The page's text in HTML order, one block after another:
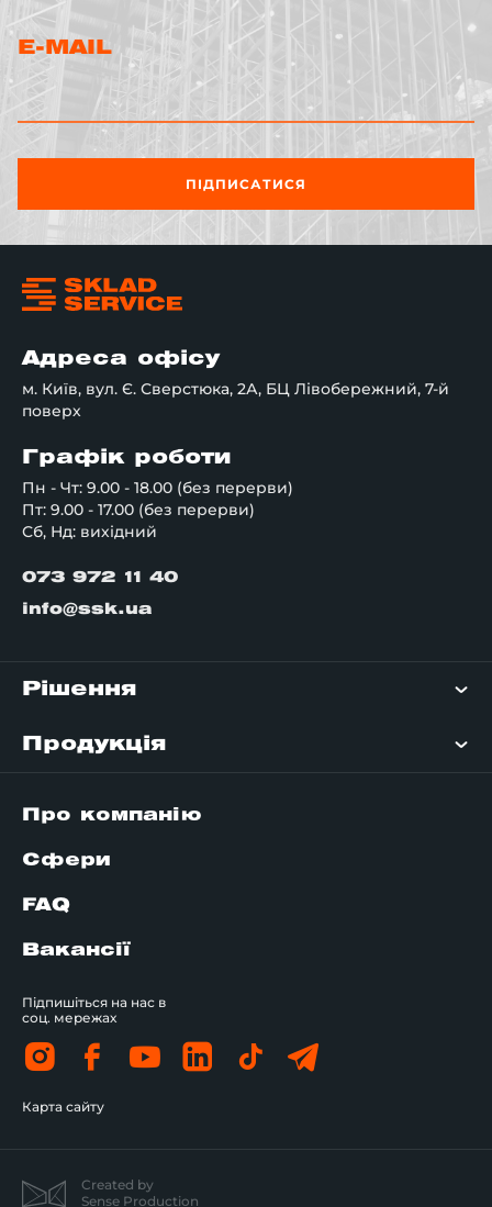
E-MAIL
ПІДПИСАТИСЯ
Адреса офісу
м. Київ, вул. Є. Сверстюка, 2А, БЦ Лівобережний, 7-й
поверх
Графік роботи
Пн - Чт: 9.00 - 18.00 (без перерви)
Пт: 9.00 - 17.00 (без перерви)
Сб, Нд: вихідний
073 972 11 40
info@ssk.ua
Рішення
Продукція
Про компанію
Сфери
FAQ
Вакансії
Підпишіться на нас в
соц. мережах
Карта сайту
Created by
Sense Production